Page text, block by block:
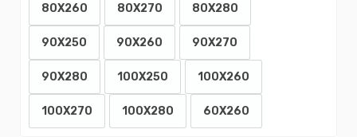
80X260 80X270 80X280
90X250 90X260 90X270
90X280 100X250 100X260
100X270 100X280 60X260